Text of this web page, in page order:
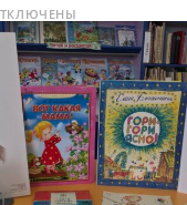
в
поэзии
Елены
Благининой